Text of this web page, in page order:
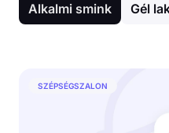
Alkalmi smink Gél
SZÉPSÉGSZALON